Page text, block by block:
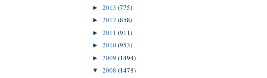
► 2013 (775)
► 2012 (858)
► 2011 (911)
► 2010(953)
► 2009 (1494)
▼ 2008 (1478)